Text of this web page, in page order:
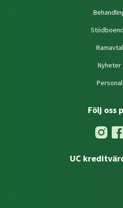
Ramavtal
Nyheter
Personal
Följ oss
UC